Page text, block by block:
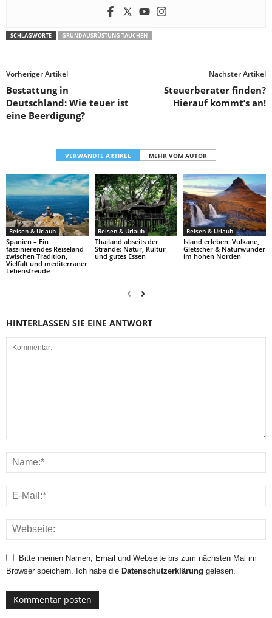
SCHLAGWORTE GRUNDAUSRÜSTUNG TAUCHEN
Vorheriger Artikel
Bestattung in
Deutschland: Wie teuer ist
eine Beerdigung?
Nächster Artikel
Steuerberater finden?
Hierauf kommt’s an!
VERWANDTE ARTIKEL MEHR VOM AUTOR
Reisen & Urlaub
Spanien – Ein
faszinierendes Reiseland
zwischen Tradition,
Vielfalt und mediterraner
Lebensfreude
Reisen & Urlaub
Thailand abseits der
Strände: Natur, Kultur
und gutes Essen
Reisen & Urlaub
Island erleben: Vulkane,
Gletscher & Naturwunder
im hohen Norden
HINTERLASSEN SIE EINE ANTWORT
Bitte meinen Namen, Email und Webseite bis zum nächsten Mal im
Browser speichern. Ich habe die Datenschutzerklärung gelesen.